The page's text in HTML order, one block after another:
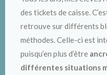
des tickets de caisse.
retrouve sur différents
méthodes. Celle-ci est
puisqu’en plus d’être
différentes situations